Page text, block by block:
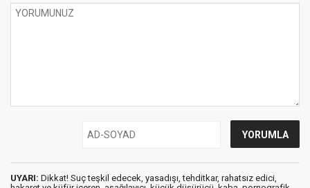
UYARI: Dikkat! Suç teşkil edecek, yasadışı, tehditkar, rahatsız edici,